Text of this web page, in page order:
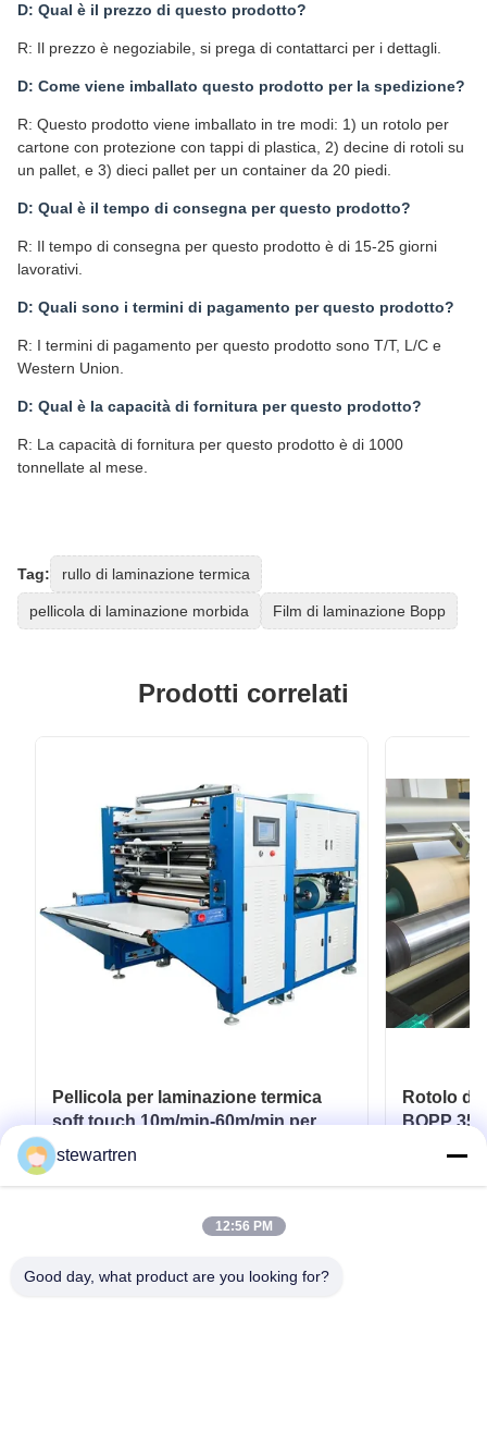
D: Qual è il prezzo di questo prodotto?
R: Il prezzo è negoziabile, si prega di contattarci per i dettagli.
D: Come viene imballato questo prodotto per la spedizione?
R: Questo prodotto viene imballato in tre modi: 1) un rotolo per
cartone con protezione con tappi di plastica, 2) decine di rotoli su
un pallet, e 3) dieci pallet per un container da 20 piedi.
D: Qual è il tempo di consegna per questo prodotto?
R: Il tempo di consegna per questo prodotto è di 15-25 giorni
lavorativi.
D: Quali sono i termini di pagamento per questo prodotto?
R: I termini di pagamento per questo prodotto sono T/T, L/C e
Western Union.
D: Qual è la capacità di fornitura per questo prodotto?
R: La capacità di fornitura per questo prodotto è di 1000
tonnellate al mese.
Tag: rullo di laminazione termica
pellicola di laminazione morbida Film di laminazione Bopp
Prodotti correlati
Pellicola per laminazione termica
soft touch 10m/min-60m/min per
imballaggi flessibili
Rotolo di
BOPP
stewartren
12:56 PM
Good day, what product are you looking for?